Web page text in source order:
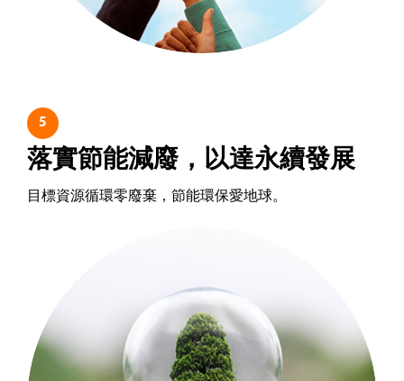
5
落實節能減廢，以達永續發展
目標資源循環零廢棄，節能環保愛地球。